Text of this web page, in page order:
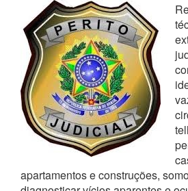
apartamentos e construções,